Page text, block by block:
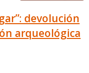
devolución
arqueológica